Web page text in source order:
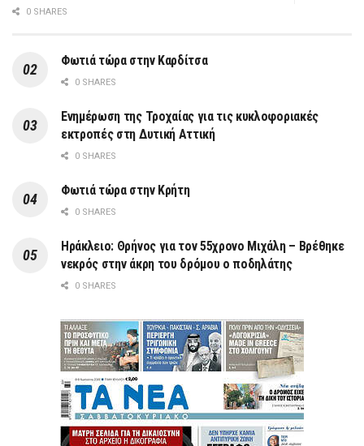
0 SHARES
Φωτιά τώρα στην Καρδίτσα
0 SHARES
Ενημέρωση της Τροχαίας για τις κυκλοφοριακές
εκτροπές στη Δυτική Αττική
0 SHARES
Φωτιά τώρα στην Κρήτη
0 SHARES
Ηράκλειο: Θρήνος για τον 55χρονο Μιχάλη – Βρέθηκε
νεκρός στην άκρη του δρόμου ο ποδηλάτης
0 SHARES